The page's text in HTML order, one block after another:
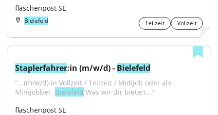
flaschenpost SE
Bielefeld Teilzeit Vollzeit
Staplerfahrer:in (m/w/d) - Bielefeld
"...(m/w/d) in Vollzeit / Teilzeit / Midijob oder als
Minijobber. Bielefeld Was wir dir bieten..."
flaschenpost SE